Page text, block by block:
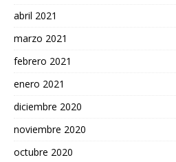
abril 2021
marzo 2021
febrero 2021
enero 2021
diciembre 2020
noviembre 2020
octubre 2020